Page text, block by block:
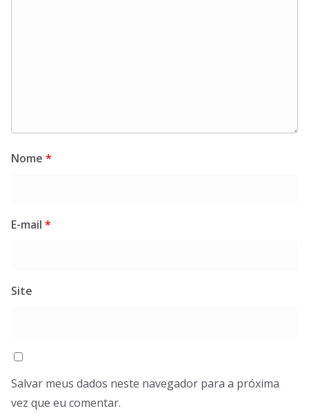
Nome *
E-mail *
Site
Salvar meus dados neste navegador para a próxima
vez que eu comentar.